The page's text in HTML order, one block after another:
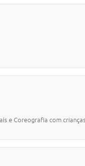
e Coreografia com